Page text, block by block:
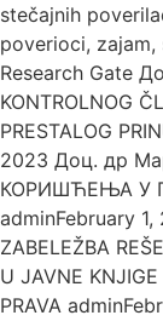
stečajnih
poverioci,
Research Gate
KONTROLNOG
PRESTALOG
2023 Доц. др
КОРИШЋЕЊА У
adminFebruary
ZABELEŽBA
U JAVNE
PRAVA